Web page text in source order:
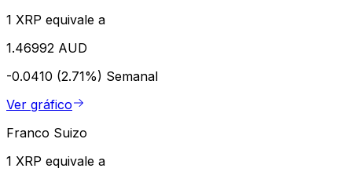
1 XRP equivale a
1.46992 AUD
-0.0410 (2.71%) Semanal
Ver gráfico
Franco Suizo
1 XRP equivale a